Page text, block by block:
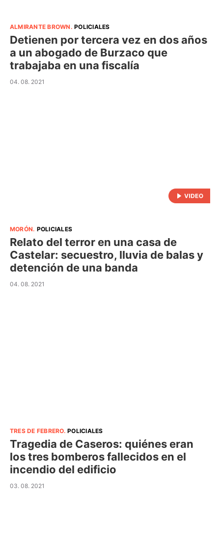
ALMIRANTE BROWN .POLICIALES
Detienen por tercera vez en dos años
a un abogado de Burzaco que
trabajaba en una fiscalía
04. 08. 2021
MORÓN. POLICIALES
Relato del terror en una casa de
Castelar: secuestro, lluvia de balas y
detención de una banda
04. 08. 2021
TRES DE FEBRERO.POLICIALES
Tragedia de Caseros: quiénes eran
los tres bomberos fallecidos en el
incendio del edificio
03. 08. 2021